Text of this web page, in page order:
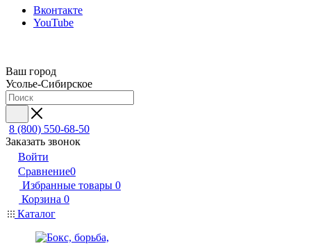
Вконтакте
YouTube
Ваш город
Усолье-Сибирское
8 (800) 550-68-50
Заказать звонок
Войти
Сравнение0
Избранные товары 0
Корзина 0
Каталог